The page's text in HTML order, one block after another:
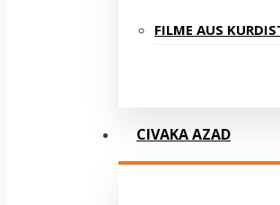
FILME AUS
CIVAKA AZAD